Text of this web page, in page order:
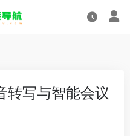
转写与智能会议